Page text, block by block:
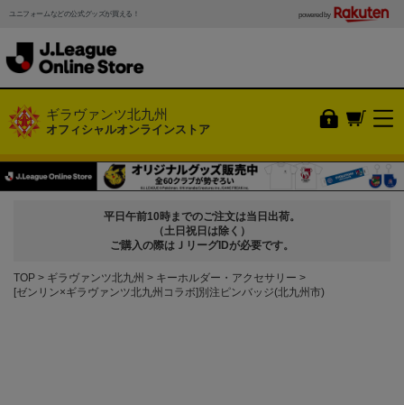
ユニフォームなどの公式グッズが買える！ powered by
ギラヴァンツ北九州
オフィシャルオンラインストア
平日午前10時までのご注文は当日出荷。
（土日祝日は除く）
ご購入の際はＪリーグIDが必要です。
TOP ギラヴァンツ北九州
キーホルダー・アクセサリー
[ゼンリン×ギラヴァンツ北九州コラボ]別注ピンバッジ(北九州市)